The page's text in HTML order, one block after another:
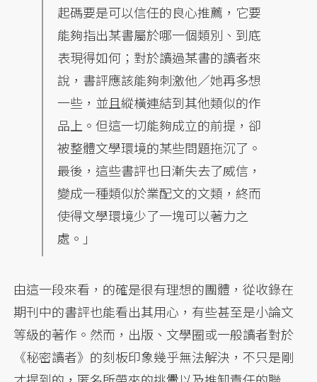
起碼要是可以信任的良心推薦，它要
能夠指出某書屬於哪一個類別、到底
表現得如何；對於讀過某書的讀者來
說，書評應該能夠刺激他／她再多想
一些，並且縱橫連結到其他類似的作
品上。但這一切能夠成立的前提，卻
被整體文學環境的某些問題拖沉了。
最後，這些書評也日漸失去了威信，
變成一種類似於業配文的文類，終而
使得文學環境少了一塊可以著力之
處。」
由這一段來看，的確是很有理想的團體，從收錄在
期刊中的書評也能看出其用心，有些甚至是小論文
等級的著作。然而，出版、文學圈或一般讀者對於
《秘密讀者》的刻板印象幾乎無法解決，不只是剛